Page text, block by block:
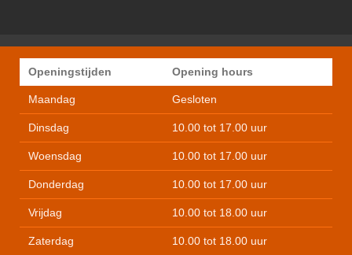
Openingstijden Opening hours
Maandag Gesloten
Dinsdag 10.00 tot 17.00 uur
Woensdag 10.00 tot 17.00 uur
Donderdag 10.00 tot 17.00 uur
Vrijdag 10.00 tot 18.00 uur
Zaterdag 10.00 tot 18.00 uur